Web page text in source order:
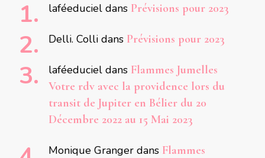
laféeduciel dans Prévisions pour 2023
Delli. Colli dans Prévisions pour 2023
laféeduciel dans Flammes Jumelles
Votre rdv avec la providence lors du
transit de Jupiter en Bélier du 20
Décembre 2022 au 15 Mai 2023
Monique Granger dans Flammes